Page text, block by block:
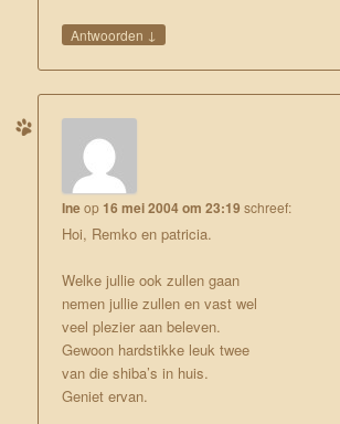
Antwoorden ↓
Ineop 16 mei 2004 om 23:19 schreef:
Hoi, Remko en patricia.
Welke jullie ook zullen gaan
nemen jullie zullen en vast wel
veel plezier aan beleven.
Gewoon hardstikke leuk twee
van die shiba’s in huis.
Geniet ervan.